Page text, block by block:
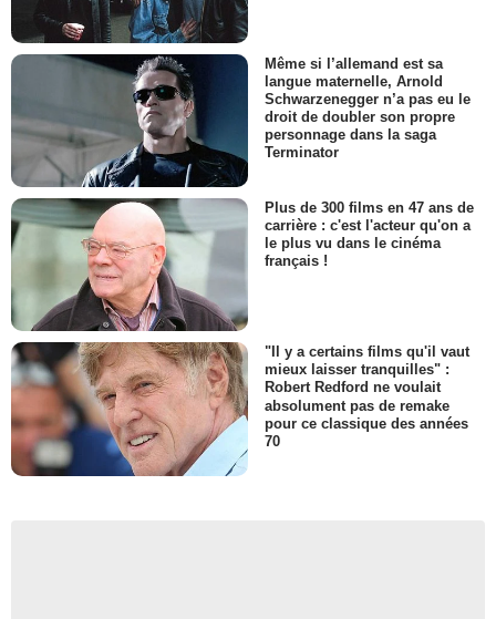
Même si l’allemand est sa
langue maternelle, Arnold
Schwarzenegger n’a pas eu le
droit de doubler son propre
personnage dans la saga
Terminator
Plus de 300 films en 47 ans de
carrière : c'est l'acteur qu'on a
le plus vu dans le cinéma
français !
"Il y a certains films qu'il vaut
mieux laisser tranquilles" :
Robert Redford ne voulait
absolument pas de remake
pour ce classique des années
70